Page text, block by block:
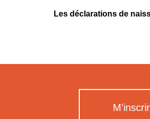
Les déclarations de